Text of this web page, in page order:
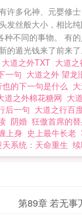
许多化神、元婴修
发丝般大小，相比
不同的事物。 有
的遁光钱来了前来
大道之外TXT 大道
一句 大道之外 望龙
的下一句是什么
道之外棉花糖网 大
后一句 大道之行百
阴婚 狂傲首席的
上身 史上最牛长老
天系统：天命重生
第89章 若无事